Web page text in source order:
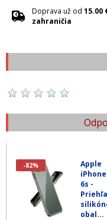
Doprava už od 15.00
zahraničia
-82%
Apple
6s -
obal...